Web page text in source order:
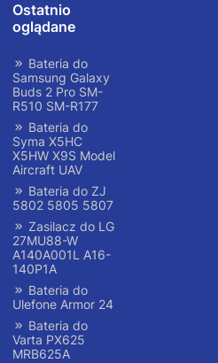
Ostatnio
oglądane
Bateria do
Samsung Galaxy
Buds 2 Pro SM-
R510 SM-R177
Bateria do
Syma X5HC
X5HW X9S Model
Aircraft UAV
Bateria do ZJ
5802 5805 5807
Zasilacz do LG
27MU88-W
A140A001L A16-
140P1A
Bateria do
Ulefone Armor 24
Bateria do
Varta PX625
MRB625A